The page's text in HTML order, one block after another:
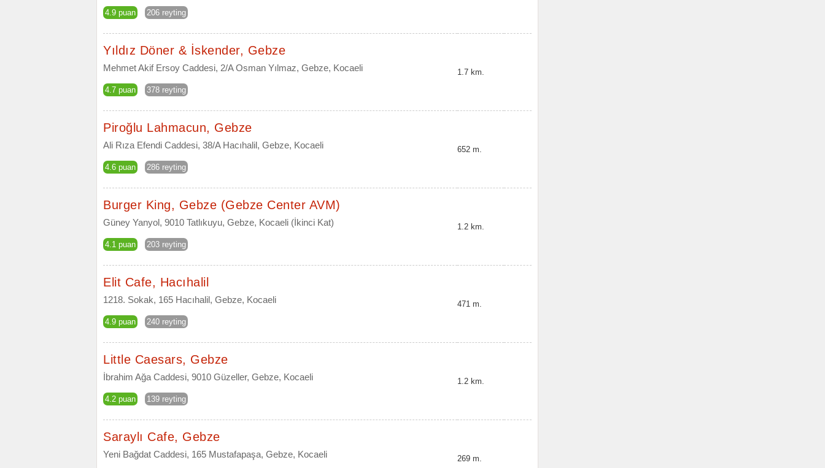
4.9 puan 206 reyting
Yıldız Döner & İskender, Gebze
Mehmet Akif Ersoy Caddesi, 2/A Osman Yılmaz, Gebze, Kocaeli
4.7 puan 378 reyting
1.7 km.
Piroğlu Lahmacun, Gebze
Ali Rıza Efendi Caddesi, 38/A Hacıhalil, Gebze, Kocaeli
4.6 puan 286 reyting
652 m.
Burger King, Gebze (Gebze Center AVM)
Güney Yanyol, 9010 Tatlıkuyu, Gebze, Kocaeli (İkinci Kat)
4.1 puan 203 reyting
1.2 km.
Elit Cafe, Hacıhalil
1218. Sokak, 165 Hacıhalil, Gebze, Kocaeli
4.9 puan 240 reyting
471 m.
Little Caesars, Gebze
İbrahim Ağa Caddesi, 9010 Güzeller, Gebze, Kocaeli
4.2 puan 139 reyting
1.2 km.
Saraylı Cafe, Gebze
Yeni Bağdat Caddesi, 165 Mustafapaşa, Gebze, Kocaeli 269 m.